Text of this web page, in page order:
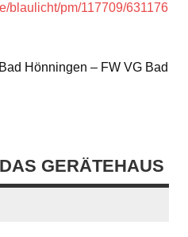
blaulicht/pm/117709/631176
Hönningen – FW VG Bad
GERÄTEHAUS